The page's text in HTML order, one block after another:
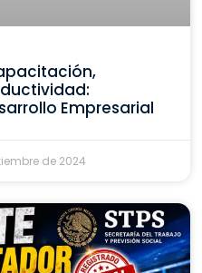
Empresarial
de 2024